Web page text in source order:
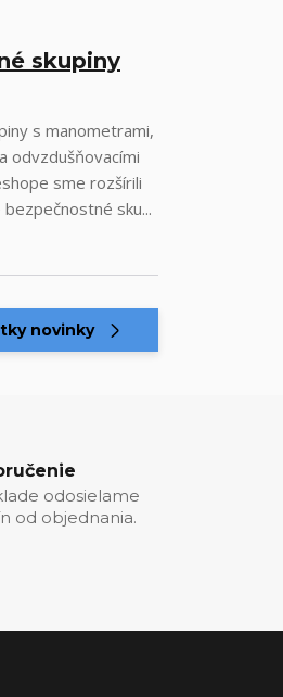
skupiny
s manometrami,
odvzdušňovacími
sme rozšírili
sku...
novinky
odosielame
od objednania.